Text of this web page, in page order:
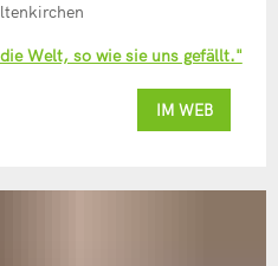
Welt, so wie sie uns gefällt."
IM WEB